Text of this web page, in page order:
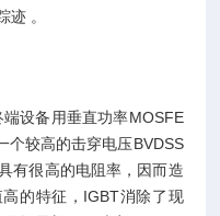
迹 。
设备用垂直功率MOSFE
个较高的击穿电压BVDSS
有很高的电阻率，因而造
的特征，IGBT消除了现